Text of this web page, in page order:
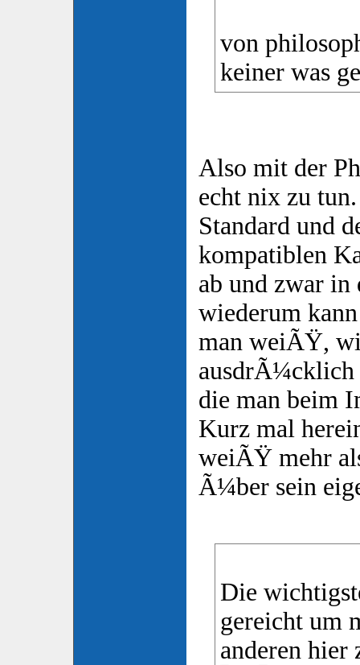
von
keiner was
Also mit der
echt nix zu
Standard und
kompatiblen
ab und zwar in
wiederum
man weiÃŸ,
die man beim
Kurz mal
weiÃŸ mehr
Ã¼ber sein
Die
gereicht um
anderen hier